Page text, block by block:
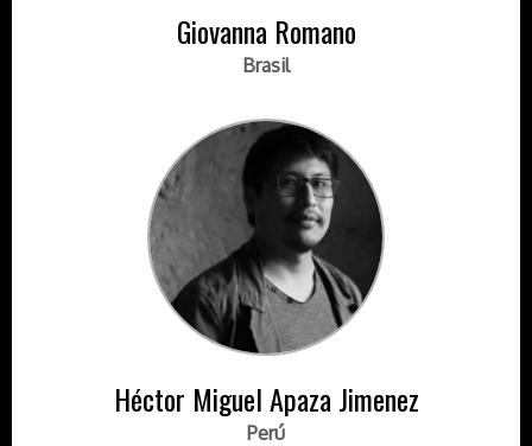
Giovanna Romano
Brasil
Héctor Miguel Apaza Jimenez
Perú